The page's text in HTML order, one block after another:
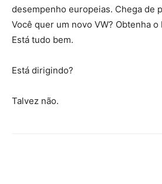
desempenho europeias. Chega de
Você quer um novo VW? Obtenha o
Está tudo bem.
Está dirigindo?
Talvez não.